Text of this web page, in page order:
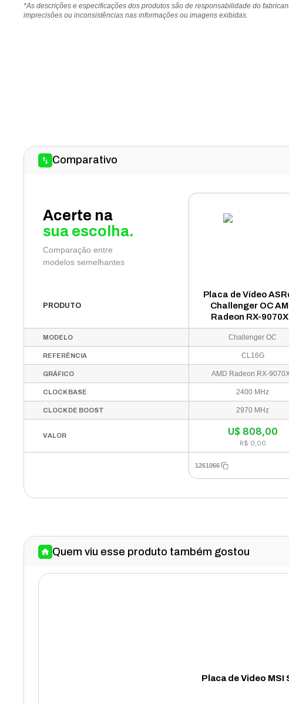
*As descrições e especificações dos produtos são de responsabilidade do
imprecisões ou inconsistências nas informações ou imagens exibidas.
Comparativo
Acerte na
sua escolha.
Comparação entre
modelos semelhantes
PRODUTO
Placa de Vídeo
Challenger OC
Radeon RX-
16GB GDDR6 -
MODELO Challenger OC
REFERÊNCIA CL16G
GRÁFICO AMD Radeon RX-
CLOCK BASE 2400 MHz
CLOCK DE BOOST 2970 MHz
VALOR U$ 808,00
R$ 0,00
1261066
Quem viu esse produto também gostou
Placa de Video MSI